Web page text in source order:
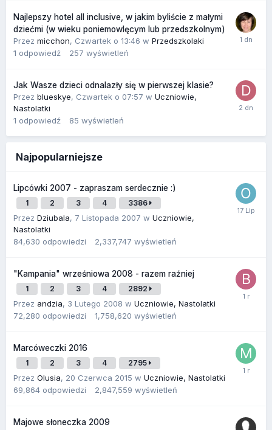
Najlepszy hotel all inclusive, w jakim byliście z małymi
dziećmi (w wieku poniemowlęcym lub przedszkolnym)
Przez micchon, Czwartek o 13:46 w Przedszkolaki
1 odpowiedź 257 wyświetleń
Jak Wasze dzieci odnalazły się w pierwszej klasie?
Przez blueskye, Czwartek o 07:57 w Uczniowie,
Nastolatki
1 odpowiedź 85 wyświetleń
Najpopularniejsze
Lipcówki 2007 - zapraszam serdecznie :)
1 2 3 4 3386
Przez Dziubala, 7 Listopada 2007 w Uczniowie,
Nastolatki
84,630 odpowiedzi 2,337,747 wyświetleń
"Kampania" wrześniowa 2008 - razem raźniej
1 2 3 4 2892
Przez andzia, 3 Lutego 2008 w Uczniowie, Nastolatki
72,280 odpowiedzi 1,758,620 wyświetleń
Marcóweczki 2016
1 2 3 4 2795
Przez Olusia, 20 Czerwca 2015 w Uczniowie, Nastolatki
69,864 odpowiedzi 2,847,559 wyświetleń
Majowe słoneczka 2009